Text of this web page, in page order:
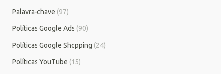
Palavra-chave (97)
Políticas Google Ads (90)
Políticas Google Shopping (24)
Políticas YouTube (15)